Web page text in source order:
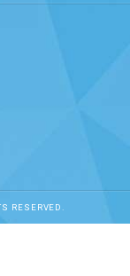
RESERVED.